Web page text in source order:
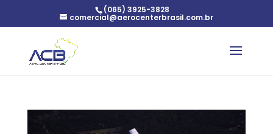
(065) 3925-3828
comercial@aerocenterbrasil.com.br